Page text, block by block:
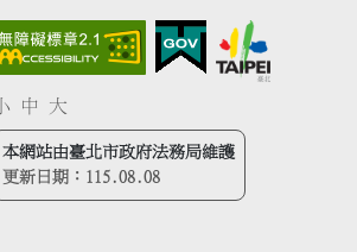
中 大
本網站由臺北市政府法務局維護
更新日期： 115.08.08